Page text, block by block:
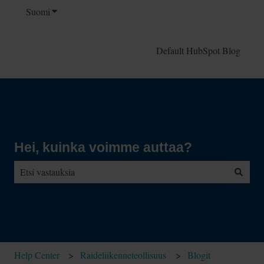
SuomiNäytä käännöksien alavalikko
Default HubSpot Blog
Hei, kuinka voimme auttaa?
Help Center Raideliikenneteollisuus Blogit